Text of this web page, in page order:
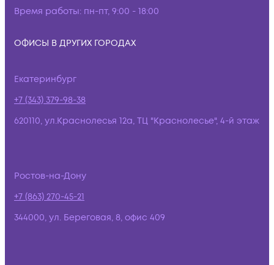
Время работы: пн-пт, 9:00 - 18:00
ОФИСЫ В ДРУГИХ ГОРОДАХ
Екатеринбург
+7 (343) 379-98-38
620110, ул.Краснолесья 12а, ТЦ "Краснолесье", 4-й этаж
Ростов-на-Дону
+7 (863) 270-45-21
344000, ул. Береговая, 8, офис 409